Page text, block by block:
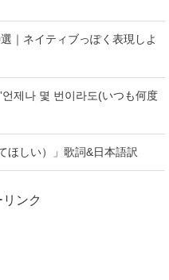
｜ネイティブっぽく表現しよ
언제나 몇 번이라도(いつも何度
ほしい）」歌詞&日本語訳
ンク